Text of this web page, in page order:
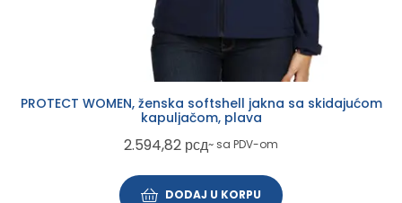
PROTECT WOMEN, ženska softshell jakna sa skidajućom
kapuljačom, plava
2.594,82 рсд~ sa PDV-om
DODAJ U KORPU